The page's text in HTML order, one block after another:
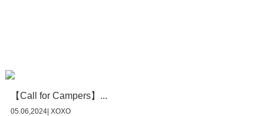
【Call for Campers】...
05.06,2024| XOXO